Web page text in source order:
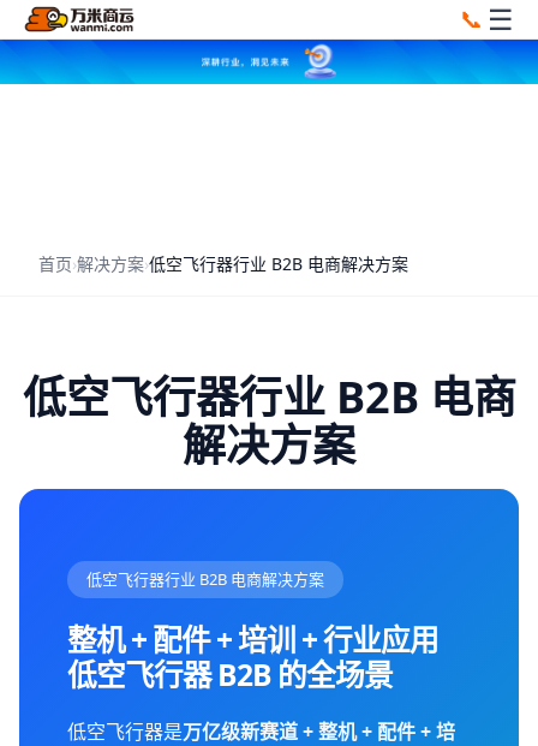
📞 ☰
首页›解决方案›低空飞行器行业 B2B 电商解决方案
低空飞行器行业 B2B 电商
解决方案
低空飞行器行业 B2B 电商解决方案
整机 + 配件 + 培训 + 行业应用
低空飞行器 B2B 的全场景
低空飞行器是万亿级新赛道 + 整机 + 配件 + 培